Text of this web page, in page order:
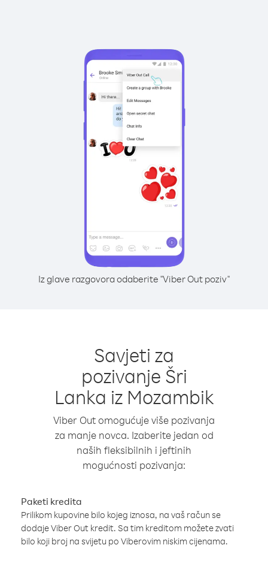
Iz glave razgovora odaberite "Viber Out poziv"
Savjeti za
pozivanje Šri
Lanka iz Mozambik
Viber Out omogućuje više pozivanja
za manje novca. Izaberite jedan od
naših fleksibilnih i jeftinih
mogućnosti pozivanja:
Paketi kredita
Prilikom kupovine bilo kojeg iznosa, na vaš račun se
dodaje Viber Out kredit. Sa tim kreditom možete zvati
bilo koji broj na svijetu po Viberovim niskim cijenama.